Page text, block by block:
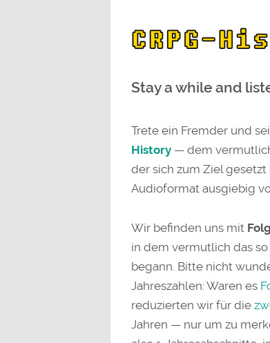
Stay a while and
Trete ein Fremder und
History— dem
der sich zum Ziel
Audioformat ausgiebig
Wir befinden uns mit
in dem vermutlich das
begann. Bitte nicht
Jahreszahlen: Waren es
reduzierten wir für die
Jahren — nur um zu